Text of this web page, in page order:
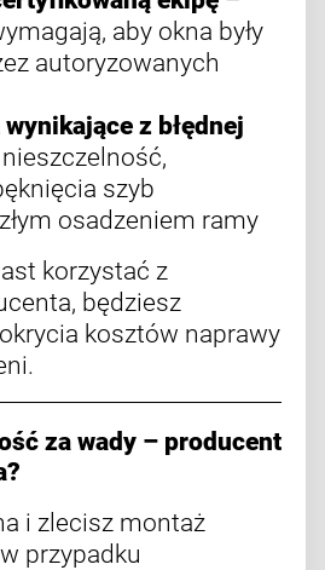
aby okna były
autoryzowanych
z błędnej
szyb
osadzeniem ramy
korzystać z
będziesz
kosztów naprawy
za wady – producent
i zlecisz montaż
przypadku